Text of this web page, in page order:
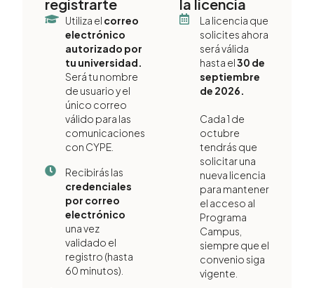
registrarte
Utiliza el correo
electrónico
autorizado por
tu universidad.
Será tu nombre
de usuario y el
único correo
válido para las
comunicaciones
con CYPE.
Recibirás las
credenciales
por correo
electrónico
una vez
validado el
registro (hasta
60 minutos).
la licencia
La licencia que
solicites ahora
será válida
hasta el30 de
septiembre
de 2026.
Cada 1 de
octubre
tendrás que
solicitar una
nueva licencia
para mantener
el acceso al
Programa
Campus,
siempre que el
convenio siga
vigente.